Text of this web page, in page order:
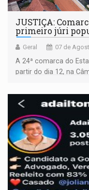
JUSTIÇA:
primeiro júri
Geral 07 de
A 24ª comarca do
partir do dia 12, na